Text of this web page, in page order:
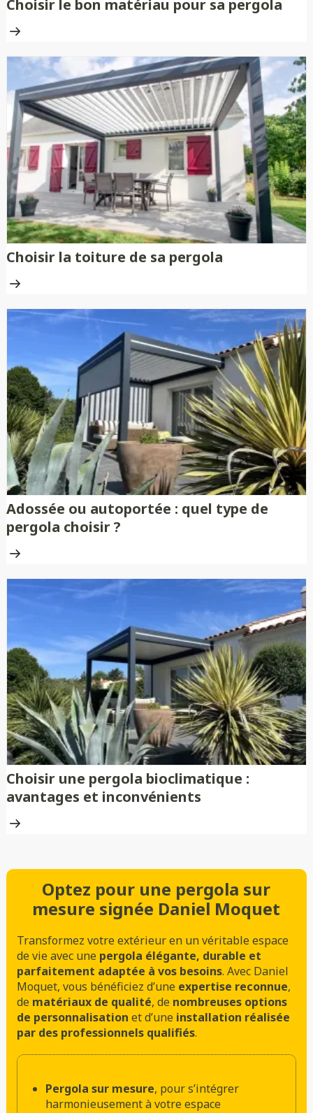
Choisir le bon matériau pour sa pergola
Choisir la toiture de sa pergola
Adossée ou autoportée : quel type de
pergola choisir ?
Choisir une pergola bioclimatique :
avantages et inconvénients
Optez pour une pergola sur
mesure signée Daniel Moquet
Transformez votre extérieur en un véritable espace
de vie avec une pergola élégante, durable et
parfaitement adaptée à vos besoins. Avec Daniel
Moquet, vous bénéficiez d’une expertise reconnue,
de matériaux de qualité, de nombreuses options
de personnalisation et d’une installation réalisée
par des professionnels qualifiés.
Pergola sur mesure, pour s’intégrer
harmonieusement à votre espace